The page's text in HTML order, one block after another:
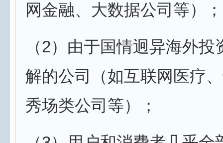
网金融、大数据公司等）；
（2）由于国情迥异海外
解的公司（如互联网医疗
秀场类公司等）；